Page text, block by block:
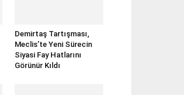
Demirtaş Tartışması,
Meclis’te Yeni Sürecin
Siyasi Fay Hatlarını
Görünür Kıldı